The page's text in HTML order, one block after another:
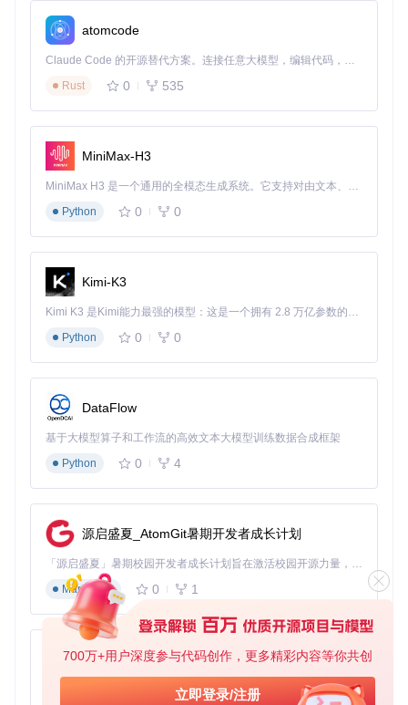
700万+用户深度参与代码创作，更多精彩内容等你共创
立即登录/注册
本书，还能按章节分类整理，大大减轻了备课负担。"
高三学生的复习资料管理
面临高考的小林利用工具建立了完整的复习资料库："把不同
家庭教育的辅助工具
王先生为上小学的孩子下载了全套教材："即使家长没有技术
背景也能轻松操作，孩子可以在平板上随时复习，遇到问题我
也能快速找到对应章节辅导。"
五个实用技巧：提升电子课本管理效率
1. 建立系统化文件夹结构
采用"年级-学科-学期"的三级目录命名方式，如"高一-数学-上
学期"，便于长期管理。
2. 利用批量下载功能
操作时间。
3. 定期更新教材版本
注意通过筛选器选择最新教材版本，确保内容与教学进度同
将下载的PDF导入批注软件，添加学习笔记和重点标记，提升
学习效果。
5. 验证网址有效性
解析失败时，先在浏览器中打开网址确认可访问性，确保链接
完整无误。
atomcode
Claude Code 的开源替代方案。连接任意大模型，编辑代码，运行命令，自动验证 — 全自动执行。用 Rust 构建，极致性能。 ｜ An open-source alternative to Claude Code. Connect any LLM, edit code, run commands, and verify changes — autonomously. Built in Rust for speed. Get Started
Rust
0 535
MiniMax-H3
MiniMax H3 是一个通用的全模态生成系统。它支持对由文本、图像、视频和音频组成的多模态上下文进行统一理解，并能生成分辨率高达 2K、时长可达 15 秒的带原生立体声音频的视频。得益于面向任务泛化的系统设计，H3 在预训练阶段就已具备广泛的多模态上下文理解与生成能力，能够出色地执行复杂的多模态指令。
Python
0 0
Kimi-K3
Kimi K3 是Kimi能力最强的模型：这是一个拥有 2.8 万亿参数的混合专家（MoE）模型，具备原生视觉理解能力，并支持 100 万 token 的上下文窗口。
Python
0 0
DataFlow
基于大模型算子和工作流的高效文本大模型训练数据合成框架
Python
0 4
源启盛夏_AtomGit暑期开发者成长计划
「源启盛夏」暑期校园开发者成长计划旨在激活校园开源力量，通过积分激励、认证扶持、资源倾斜等形式，引导高校组织和开发者完成「入驻 — 建项目 — 做贡献 — 获认证 — 得资源」的完整闭环。无论你是想带领社团入驻平台的组织者，还是希望用代码贡献证明自己的开发者，都能在这里找到属于你的成长路径。
Markdown
0 1
py-xiaozhi
基于Python的Xiaozhi AI，适用于想要完整Xiaozhi体验而无需拥有专用硬件的用户。